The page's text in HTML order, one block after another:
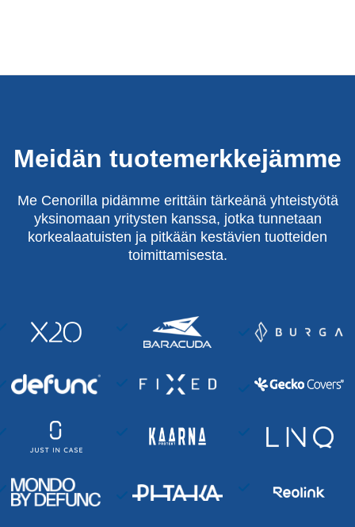
Meidän tuotemerkkejämme
Me Cenorilla pidämme erittäin tärkeänä yhteistyötä
yksinomaan yritysten kanssa, jotka tunnetaan
korkealaatuisten ja pitkään kestävien tuotteiden
toimittamisesta.